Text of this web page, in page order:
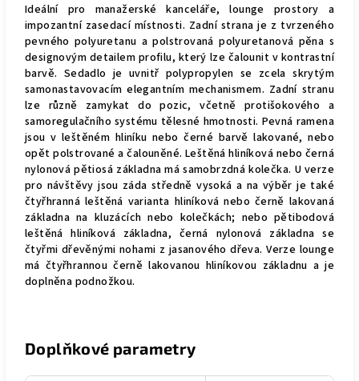
Ideální pro manažerské kanceláře, lounge prostory a
impozantní zasedací místnosti. Zadní strana je z tvrzeného
pevného polyuretanu a polstrovaná polyuretanová pěna s
designovým detailem profilu, který lze čalounit v kontrastní
barvě. Sedadlo je uvnitř polypropylen se zcela skrytým
samonastavovacím elegantním mechanismem. Zadní stranu
lze různě zamykat do pozic, včetně protišokového a
samoregulačního systému tělesné hmotnosti. Pevná ramena
jsou v leštěném hliníku nebo černé barvě lakované, nebo
opět polstrované a čalouněné. Leštěná hliníková nebo černá
nylonová pětiosá základna má samobrzdná kolečka. U verze
pro návštěvy jsou záda středně vysoká a na výběr je také
čtyřhranná leštěná varianta hliníková nebo černě lakovaná
základna na kluzácích nebo kolečkách; nebo pětibodová
leštěná hliníková základna, černá nylonová základna se
čtyřmi dřevěnými nohami z jasanového dřeva. Verze lounge
má čtyřhrannou černě lakovanou hliníkovou základnu a je
doplněna podnožkou.
Doplňkové parametry